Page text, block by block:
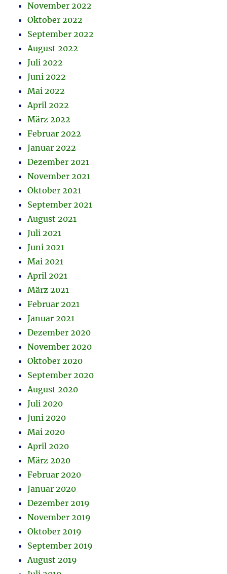
November 2022
Oktober 2022
September 2022
August 2022
Juli 2022
Juni 2022
Mai 2022
April 2022
März 2022
Februar 2022
Januar 2022
Dezember 2021
November 2021
Oktober 2021
September 2021
August 2021
Juli 2021
Juni 2021
Mai 2021
April 2021
März 2021
Februar 2021
Januar 2021
Dezember 2020
November 2020
Oktober 2020
September 2020
August 2020
Juli 2020
Juni 2020
Mai 2020
April 2020
März 2020
Februar 2020
Januar 2020
Dezember 2019
November 2019
Oktober 2019
September 2019
August 2019